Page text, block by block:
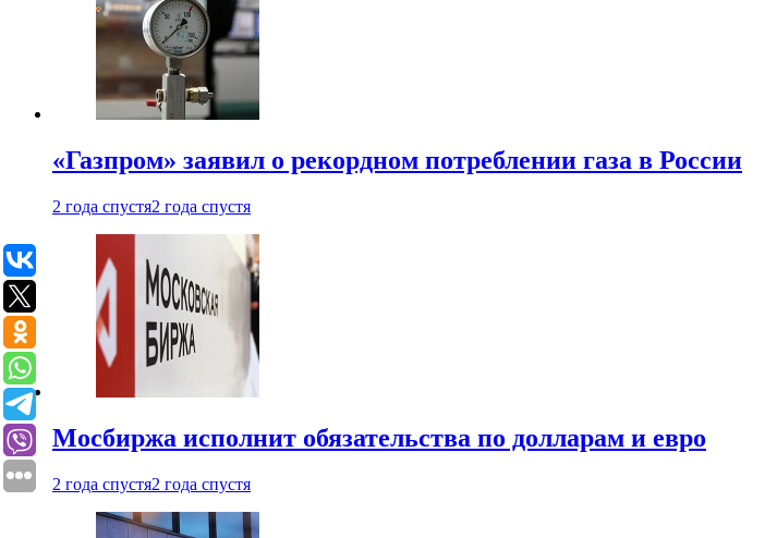
«Газпром» заявил о рекордном потреблении газа в России
2 года спустя2 года спустя
Мосбиржа исполнит обязательства по долларам и евро
2 года спустя2 года спустя